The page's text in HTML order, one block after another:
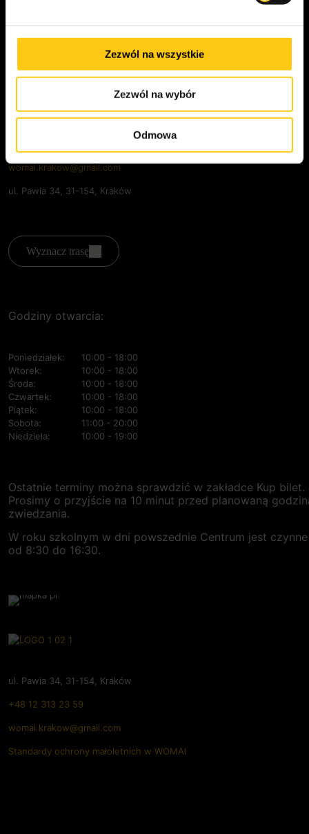
Zezwól na wszystkie
Zezwól na wybór
Odmowa
Odwiedź nas
Centrum Nauki i Zmysłów WOMAI
womai.krakow@gmail.com
ul. Pawia 34, 31-154, Kraków
Wyznacz trasę
Godziny otwarcia:
Poniedziałek:
Wtorek:
Środa:
Czwartek:
Piątek:
Sobota:
Niedziela:
10:00 - 18:00
10:00 - 18:00
10:00 - 18:00
10:00 - 18:00
10:00 - 18:00
11:00 - 20:00
10:00 - 19:00
Ostatnie terminy można sprawdzić w zakładce Kup bilet.
Prosimy o przyjście na 10 minut przed planowaną
zwiedzania.
W roku szkolnym w dni powszednie Centrum jest czynne
od 8:30 do 16:30.
ul. Pawia 34, 31-154, Kraków
+48 12 313 23 59
womai.krakow@gmail.com
Standardy ochrony małoletnich w WOMAI